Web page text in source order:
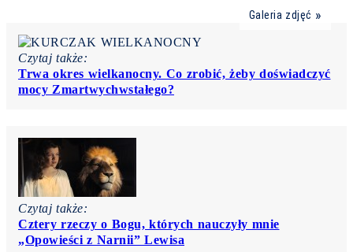
Galeria zdjęć
Czytaj także:
Trwa okres wielkanocny. Co zrobić, żeby doświadczyć
mocy Zmartwychwstałego?
Czytaj także:
Cztery rzeczy o Bogu, których nauczyły mnie
„Opowieści z Narnii” Lewisa